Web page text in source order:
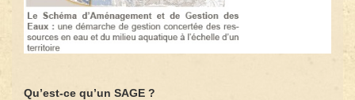
Qu’est-ce qu’un SAGE ?